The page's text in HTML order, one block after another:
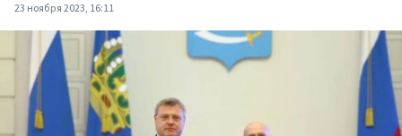
23 ноября 2023, 16:11